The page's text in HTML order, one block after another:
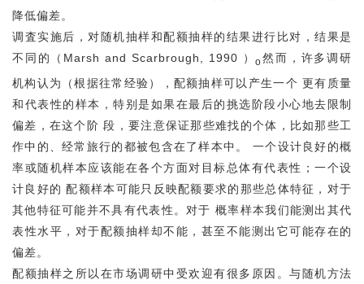
降低偏差。
调査实施后，对随机抽样和配额抽样的结果进行比对，结果是
不同的（Marsh and Scarbrough, 1990 ）o然而，许多调研
机构认为（根据往常经验），配额抽样可以产生一个 更有质量
和代表性的样本，特别是如果在最后的挑选阶段小心地去限制
偏差，在这个阶 段，要注意保证那些难找的个体，比如那些工
作中的、经常旅行的都被包含在了样本中。 一个设计良好的概
率或随机样本应该能在各个方面对目标总体有代表性；一个设
计良好的 配额样本可能只反映配额要求的那些总体特征，对于
其他特征可能并不具有代表性。对于 概率样本我们能测出其代
表性水平，对于配额抽样却不能，甚至不能测出它可能存在的
偏差。
配额抽样之所以在市场调研中受欢迎有很多原因。与随机方法